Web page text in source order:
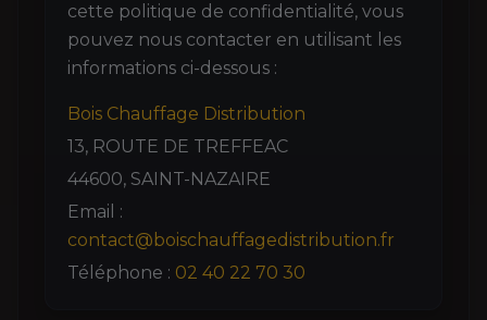
cette politique de confidentialité, vous
pouvez nous contacter en utilisant les
informations ci-dessous :
Bois Chauffage Distribution
13, ROUTE DE TREFFEAC
44600, SAINT-NAZAIRE
Email :
contact@boischauffagedistribution.fr
Téléphone : 02 40 22 70 30